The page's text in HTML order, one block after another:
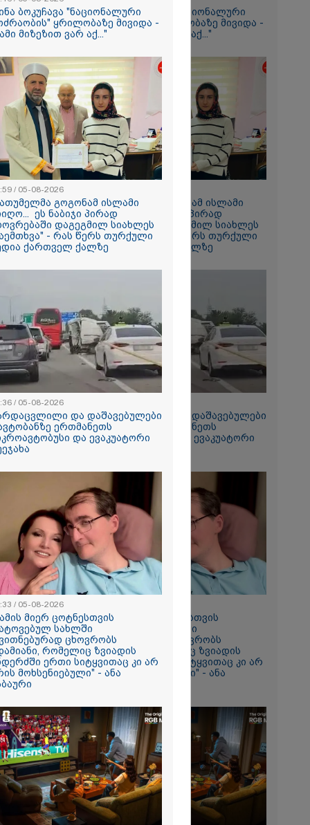
- გიგა
პირველი
გათიშვა -
ის წევრი
მეორე
-
ნაწილი,
ახალ
ვაწყდები...
თუმცა
იქცევა ისე,
- ტარიელ
პრემიერი სამ
712.70
ახლოს
თინა ბოკუჩავა "ნაციონალური
მოძრაობის" ყრილობაზე მივიდა -
"სამი მიზეზით ვარ აქ..."
"ბათუმელმა გოგონამ ისლამი
მიიღო... ეს ნაბიჯი პირად
ცხოვრებაში დაგეგმილ სიახლეს
დაემთხვა" - რას წერს თურქული
მედია ქართველ ქალზე
გარდაცვლილი და დაშავებულები
- ავტობანზე ერთმანეთს
მიკროავტობუსი და ევაკუატორი
"მამის მიერ ცოტნესთვის
დატოვებულ სახლში
თვითნებურად ცხოვრობს
ადამიანი, რომელიც ზვიადის
ანდერძში ერთი სიტყვითაც კი არ
არის მოხსენიებული" - ანა
ბოკუჩავა "ნაციონალური
ყრილობაზე მივიდა -
მიზეზით ვარ აქ..."
/ 05-08-2026
გოგონამ ისლამი
ეს ნაბიჯი პირად
დაგეგმილ სიახლეს
- რას წერს თურქული
ქართველ ქალზე
/ 05-08-2026
და დაშავებულები
ერთმანეთს
და ევაკუატორი
/ 05-08-2026
მიერ ცოტნესთვის
სახლში
ცხოვრობს
რომელიც ზვიადის
ერთი სიტყვითაც კი არ
მოხსენიებული" - ანა